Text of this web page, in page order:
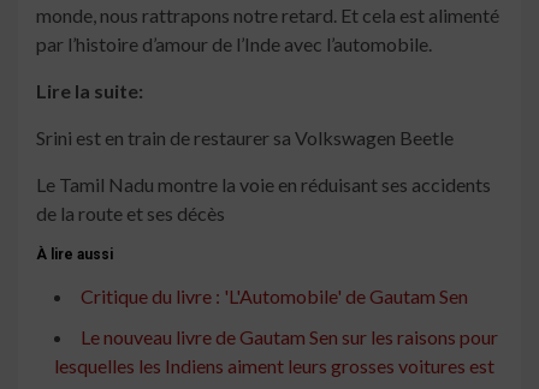
monde, nous rattrapons notre retard. Et cela est alimenté
par l’histoire d’amour de l’Inde avec l’automobile.
Lire la suite:
Srini est en train de restaurer sa Volkswagen Beetle
Le Tamil Nadu montre la voie en réduisant ses accidents
de la route et ses décès
À lire aussi
Critique du livre : 'L'Automobile' de Gautam Sen
Le nouveau livre de Gautam Sen sur les raisons pour
lesquelles les Indiens aiment leurs grosses voitures est